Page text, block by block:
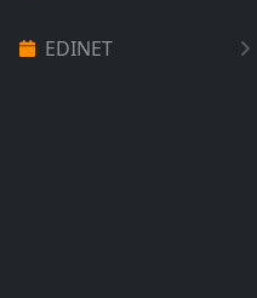
EDINET